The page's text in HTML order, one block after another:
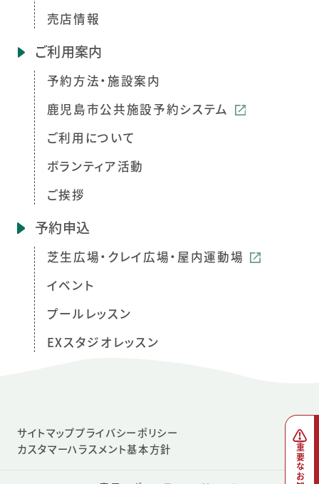
売店情報
ご利用案内
予約方法・施設案内
鹿児島市公共施設予約システム
ご利用について
ボランティア活動
ご挨拶
予約申込
芝生広場・クレイ広場・屋内運動場
イベント
プールレッスン
EXスタジオレッスン
サイトマッププライバシーポリシー
カスタマーハラスメント基本方針